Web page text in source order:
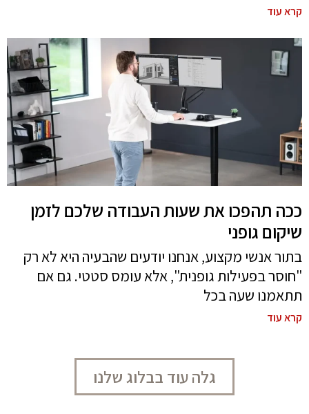
קרא עוד
ככה תהפכו את שעות העבודה שלכם לזמן
שיקום גופני
בתור אנשי מקצוע, אנחנו יודעים שהבעיה היא לא רק
"חוסר בפעילות גופנית", אלא עומס סטטי. גם אם
תתאמנו שעה בכל
קרא עוד
גלה עוד בבלוג שלנו